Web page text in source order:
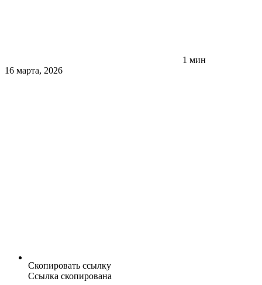
1 мин
16 марта, 2026
Скопировать ссылку
Ссылка скопирована